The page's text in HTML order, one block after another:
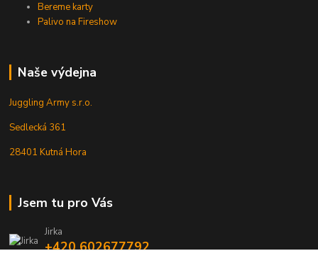
Bereme karty
Palivo na Fireshow
Naše výdejna
Juggling Army s.r.o.
Sedlecká 361
28401 Kutná Hora
Jsem tu pro Vás
Jirka
+420 602677792